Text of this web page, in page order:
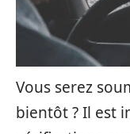
Vous serez
bientôt ? Il est